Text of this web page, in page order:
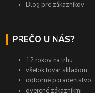
Blog pre zákazníkov
PREČO U NÁS?
12 rokov na trhu
všetok tovar skladom
odborné poradentstvo
overené zákazníkmi